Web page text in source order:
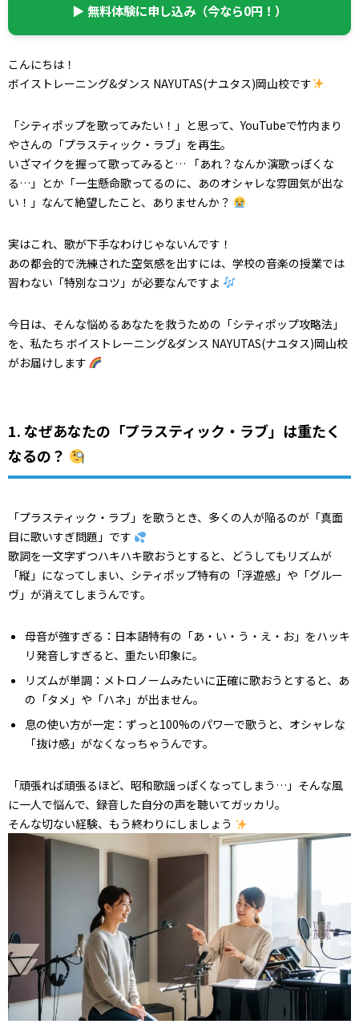
▶︎ 無料体験に申し込み（今なら0円！）
こんにちは！
ボイストレーニング&ダンス NAYUTAS(ナユタス)岡山校です
「シティポップを歌ってみたい！」と思って、YouTubeで竹内まり
やさんの「プラスティック・ラブ」を再生。
いざマイクを握って歌ってみると… 「あれ？なんか演歌っぽくな
る…」とか「一生懸命歌ってるのに、あのオシャレな雰囲気が出な
い！」なんて絶望したこと、ありませんか？
実はこれ、歌が下手なわけじゃないんです！
あの都会的で洗練された空気感を出すには、学校の音楽の授業では
習わない「特別なコツ」が必要なんですよ
今日は、そんな悩めるあなたを救うための「シティポップ攻略法」
を、私たち ボイストレーニング&ダンス NAYUTAS(ナユタス)岡山校
がお届けします
1. なぜあなたの「プラスティック・ラブ」は重たく
なるの？
「プラスティック・ラブ」を歌うとき、多くの人が陥るのが「真面
目に歌いすぎ問題」です
歌詞を一文字ずつハキハキ歌おうとすると、どうしてもリズムが
「縦」になってしまい、シティポップ特有の「浮遊感」や「グルー
ヴ」が消えてしまうんです。
母音が強すぎる：日本語特有の「あ・い・う・え・お」をハッキ
リ発音しすぎると、重たい印象に。
リズムが単調：メトロノームみたいに正確に歌おうとすると、あ
の「タメ」や「ハネ」が出ません。
息の使い方が一定：ずっと100%のパワーで歌うと、オシャレな
「抜け感」がなくなっちゃうんです。
「頑張れば頑張るほど、昭和歌謡っぽくなってしまう…」そんな風
に一人で悩んで、録音した自分の声を聴いてガッカリ。
そんな切ない経験、もう終わりにしましょう